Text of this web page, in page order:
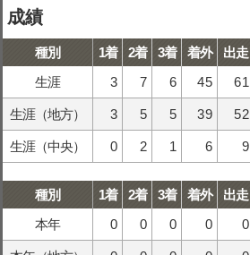
成績
種別 1着 2着 3着 着外 出走
生涯
3 7 6 45 61
生涯（地方） 3 5 5 39 52
生涯（中央） 0 2 1 6 9
種別 1着 2着 3着 着外 出走
本年
0 0 0 0 0